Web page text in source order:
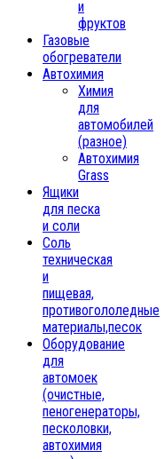
и
фруктов
Газовые
обогреватели
Автохимия
Химия
для
автомобилей
(разное)
Автохимия
Grass
Ящики
для песка
и соли
Соль
техническая
и
пищевая,
противогололедные
материалы,песок
Oборудование
для
автомоек
(очистные,
пеногенераторы,
песколовки,
автохимия